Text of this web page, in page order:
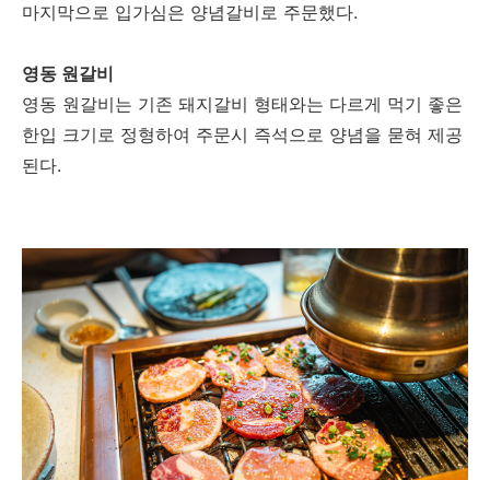
마지막으로 입가심은 양념갈비로 주문했다.
영동 원갈비
영동 원갈비는 기존 돼지갈비 형태와는 다르게 먹기 좋은
한입 크기로 정형하여 주문시 즉석으로 양념을 묻혀 제공
된다.